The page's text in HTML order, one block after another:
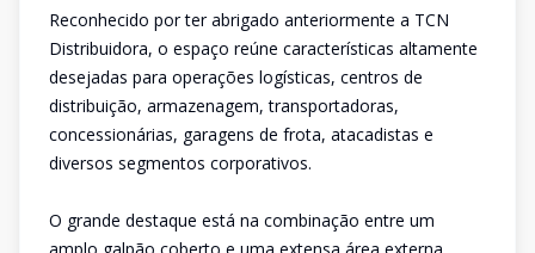
Reconhecido por ter abrigado anteriormente a TCN
Distribuidora, o espaço reúne características altamente
desejadas para operações logísticas, centros de
distribuição, armazenagem, transportadoras,
concessionárias, garagens de frota, atacadistas e
diversos segmentos corporativos.
O grande destaque está na combinação entre um